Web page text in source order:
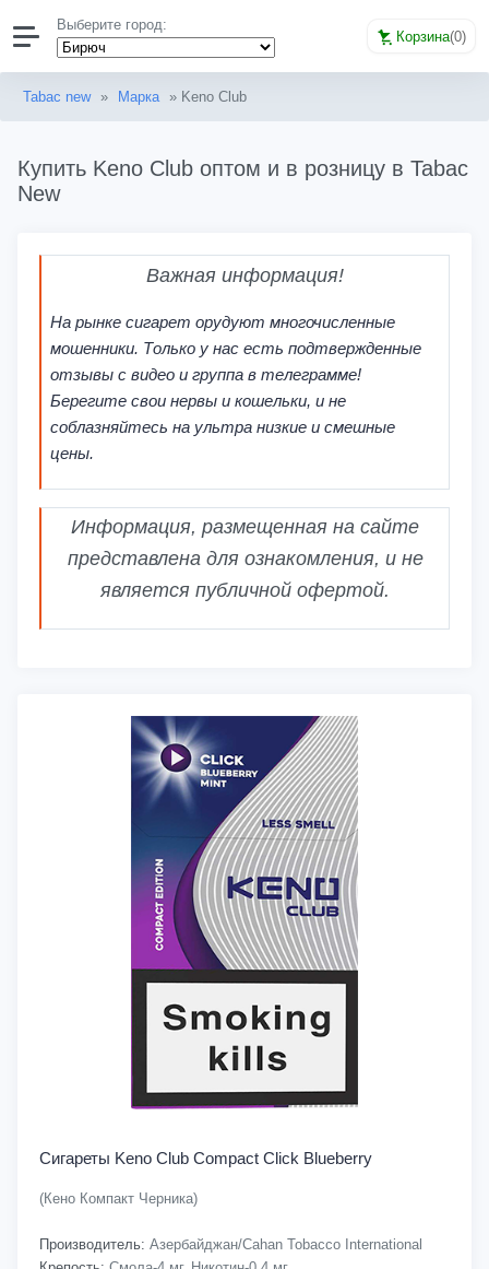
Выберите город:
Корзина(0)
Tabac new » Марка » Keno Club
Купить Keno Club оптом и в розницу в Tabac
New
Важная информация!
На рынке сигарет орудуют многочисленные
мошенники. Только у нас есть подтвержденные
отзывы с видео и группа в телеграмме!
Берегите свои нервы и кошельки, и не
соблазняйтесь на ультра низкие и смешные
цены.
Информация, размещенная на сайте
представлена для ознакомления, и не
является публичной офертой.
Сигареты Keno Club Compact Click Blueberry
(Кено Компакт Черника)
Производитель: Азербайджан/Cahan Tobacco International